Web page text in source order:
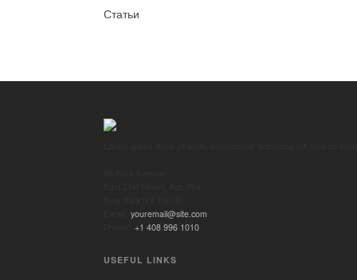
Статьи
youremail@site.com
+1 408 996 1010
USEFUL LINKS